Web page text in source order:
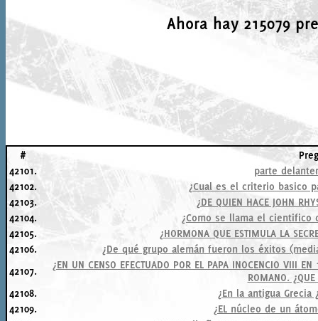
Ahora hay 215079
#
42101.
parte
42102.
¿Cual es el criterio basico
42103.
¿DE QUIEN HACE JOHN
42104.
¿Como se llama el cientifico
42105.
¿HORMONA QUE ESTIMULA LA
42106.
¿De qué grupo alemán fueron los éxitos
42107.
¿EN UN CENSO EFECTUADO POR EL PAPA INOCENCIO VIII
ROMANO.
42108.
¿En la antigua Grecia
42109.
¿EL núcleo de un